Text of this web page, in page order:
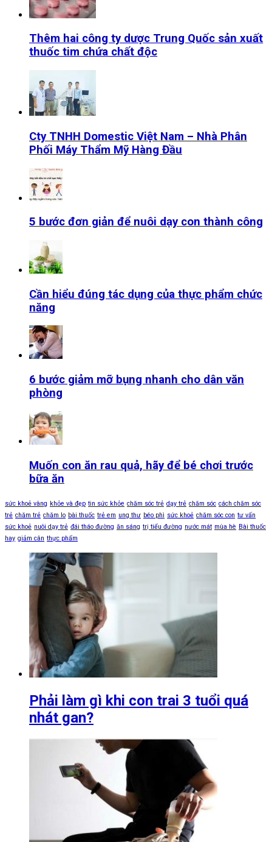
Thêm hai công ty dược Trung Quốc sản xuất
thuốc tim chứa chất độc
Cty TNHH Domestic Việt Nam – Nhà Phân
Phối Máy Thẩm Mỹ Hàng Đầu
5 bước đơn giản để nuôi dạy con thành công
Cần hiểu đúng tác dụng của thực phẩm chức
năng
6 bước giảm mỡ bụng nhanh cho dân văn
phòng
Muốn con ăn rau quả, hãy để bé chơi trước
bữa ăn
sức khoẻ vàng khỏe và đẹp tin sức khỏe chăm sóc trẻ dạy trẻ chăm sóc cách chăm sóc
trẻ chăm trẻ chăm lo bài thuốc trẻ em ung thư béo phì sức khoẻ chăm sóc con tư vấn
sức khoẻ nuôi dạy trẻ đái tháo đường ăn sáng trị tiểu đường nước mát mùa hè Bài thuốc
hay giảm cân thực phẩm
Phải làm gì khi con trai 3 tuổi quá
nhát gan?